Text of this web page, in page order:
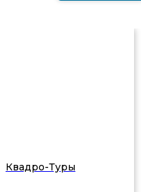
Квадро-Туры